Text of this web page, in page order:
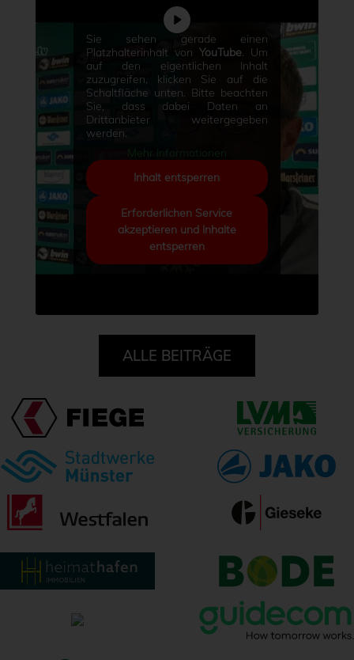
Sie sehen gerade einen
Platzhalterinhalt vonYouTube. Um
auf den eigentlichen Inhalt
zuzugreifen, klicken Sie auf die
Schaltfläche unten. Bitte beachten
Sie, dass dabei Daten an
Drittanbieter weitergegeben
werden.
Mehr Informationen
Inhalt entsperren
Erforderlichen Service
akzeptieren und Inhalte
entsperren
ALLE BEITRÄGE